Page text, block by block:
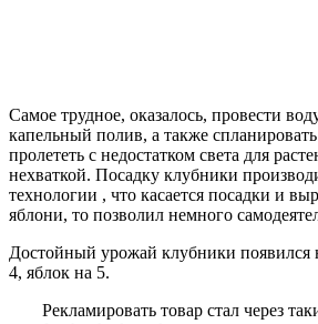
Самое трудное, оказалось, провести
капельный полив, а также
пролететь с недостатком света для
нехваткой. Посадку клубники
технологии , что касается посадки и
яблони, то позволил немного
Достойный урожай клубники появился
4, яблок на 5.
Рекламировать товар стал через